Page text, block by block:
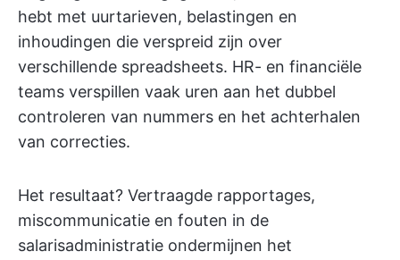
hebt met uurtarieven, belastingen en
inhoudingen die verspreid zijn over
verschillende spreadsheets. HR- en financiële
teams verspillen vaak uren aan het dubbel
controleren van nummers en het achterhalen
van correcties.
Het resultaat? Vertraagde rapportages,
miscommunicatie en fouten in de
salarisadministratie ondermijnen het